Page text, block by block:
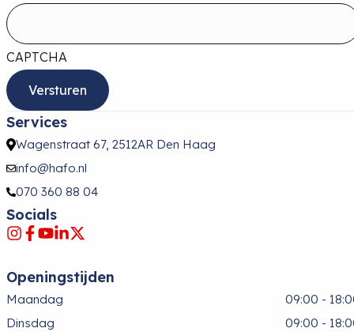
CAPTCHA
Services
Wagenstraat 67, 2512AR Den Haag
info@hafo.nl
070 360 88 04
Socials
Openingstijden
Maandag
09:00 -
Dinsdag
09:00 -